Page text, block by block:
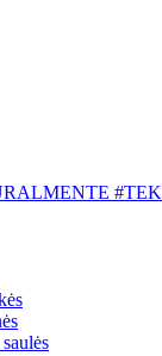
#TEK